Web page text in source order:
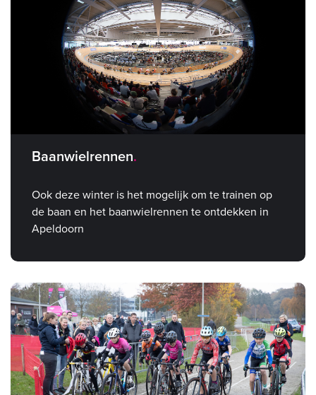
Baanwielrennen
Ook deze winter is het mogelijk om te trainen op
de baan en het baanwielrennen te ontdekken in
Apeldoorn